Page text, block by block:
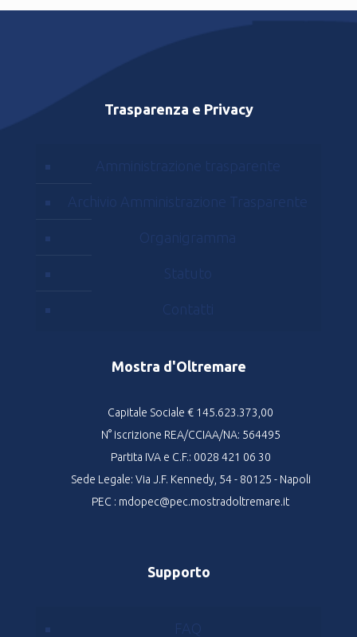
Trasparenza e Privacy
Amministrazione trasparente
Archivio Amministrazione Trasparente
Organigramma
Statuto
Contatti
Mostra d'Oltremare
Capitale Sociale € 145.623.373,00
N° iscrizione REA/CCIAA/NA: 564495
Partita IVA e C.F.: 0028 421 06 30
Sede Legale: Via J.F. Kennedy, 54 - 80125 - Napoli
PEC : mdopec@pec.mostradoltremare.it
Supporto
FAQ